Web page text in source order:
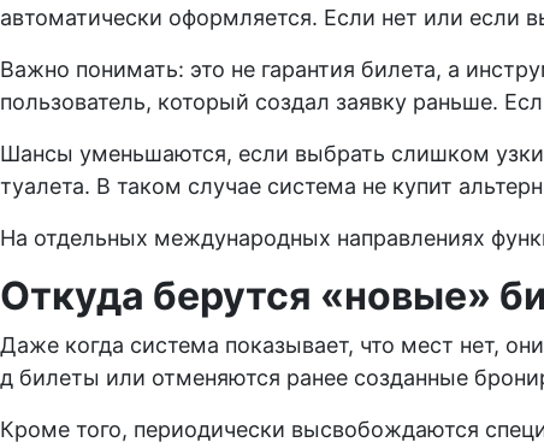
автоматически оформляется. Если нет или если
Важно понимать: это не гарантия билета, а
пользователь, который создал заявку раньше.
Шансы уменьшаются, если выбрать слишком
туалета. В таком случае система не купит
На отдельных международных направлениях
Откуда берутся «новые»
Даже когда система показывает, что мест нет,
д билеты или отменяются ранее созданные
Кроме того, периодически высвобождаются